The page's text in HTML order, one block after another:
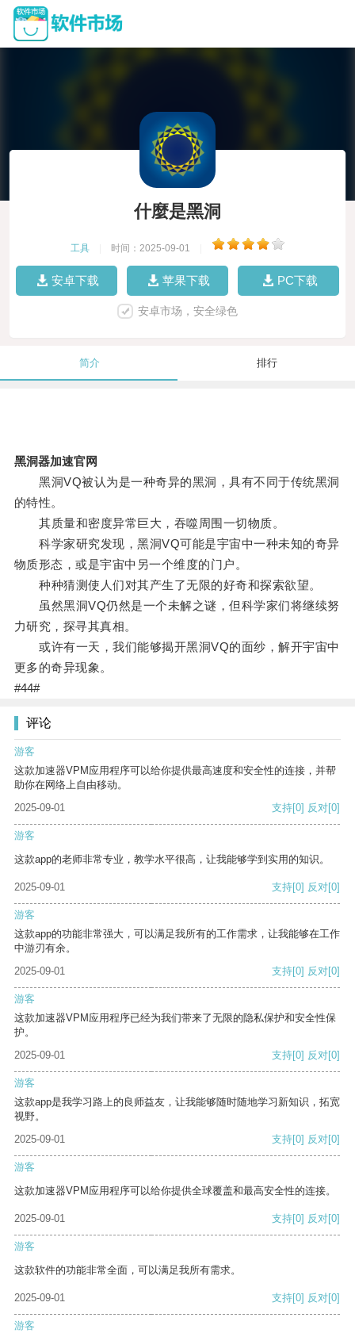
什麼是黑洞
工具 时间：2025-09-01
安卓下载 苹果下载 PC下载
安卓市场，安全绿色
简介 排行
黑洞器加速官网
黑洞VQ被认为是一种奇异的黑洞，具有不同于传统黑洞
的特性。
其质量和密度异常巨大，吞噬周围一切物质。
科学家研究发现，黑洞VQ可能是宇宙中一种未知的奇异
物质形态，或是宇宙中另一个维度的门户。
种种猜测使人们对其产生了无限的好奇和探索欲望。
虽然黑洞VQ仍然是一个未解之谜，但科学家们将继续努
力研究，探寻其真相。
或许有一天，我们能够揭开黑洞VQ的面纱，解开宇宙中
更多的奇异现象。
#44#
评论
游客
这款加速器VPM应用程序可以给你提供最高速度和安全性的连接，并帮
助你在网络上自由移动。
2025-09-01
支持[0] 反对[0]
游客
这款app的老师非常专业，教学水平很高，让我能够学到实用的知识。
2025-09-01 支持[0] 反对[0]
游客
这款app的功能非常强大，可以满足我所有的工作需求，让我能够在工作
中游刃有余。
2025-09-01
支持[0] 反对[0]
游客
这款加速器VPM应用程序已经为我们带来了无限的隐私保护和安全性保
护。
2025-09-01
支持[0] 反对[0]
游客
这款app是我学习路上的良师益友，让我能够随时随地学习新知识，拓宽
视野。
2025-09-01
支持[0] 反对[0]
游客
这款加速器VPM应用程序可以给你提供全球覆盖和最高安全性的连接。
2025-09-01 支持[0] 反对[0]
游客
这款软件的功能非常全面，可以满足我所有需求。
2025-09-01 支持[0] 反对[0]
游客